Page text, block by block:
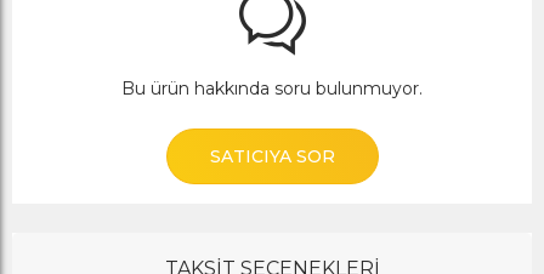
Bu ürün hakkında soru bulunmuyor.
SATICIYA SOR
TAKSİT SEÇENEKLERİ